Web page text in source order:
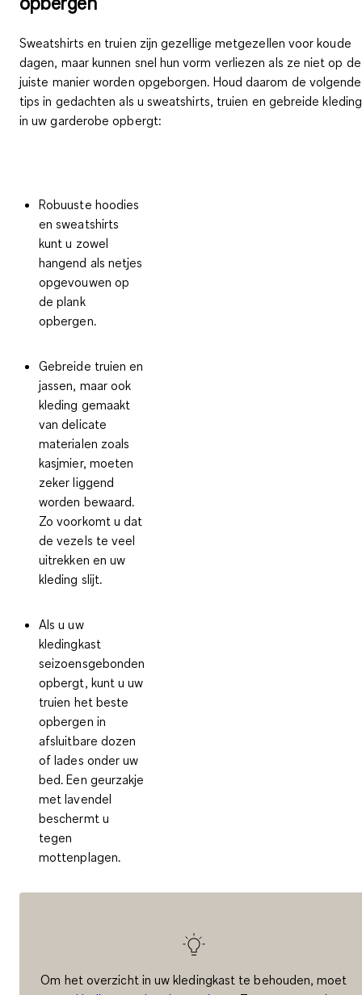
Sweatshirts en truien zijn gezellige metgezellen voor koude
dagen, maar kunnen snel hun vorm verliezen als ze niet op de
juiste manier worden opgeborgen. Houd daarom de volgende
tips in gedachten als u sweatshirts, truien en gebreide kleding
in uw garderobe opbergt:
Robuuste hoodies
en sweatshirts
kunt u zowel
hangend als netjes
opgevouwen op
de plank
opbergen.
Gebreide truien en
jassen, maar ook
kleding gemaakt
van delicate
materialen zoals
kasjmier, moeten
zeker liggend
worden bewaard.
Zo voorkomt u dat
de vezels te veel
uitrekken en uw
kleding slijt.
Als u uw
kledingkast
seizoensgebonden
opbergt, kunt u uw
truien het beste
opbergen in
afsluitbare dozen
of lades onder uw
bed. Een geurzakje
met lavendel
beschermt u
tegen
mottenplagen.
Om het overzicht in uw kledingkast te behouden, moet